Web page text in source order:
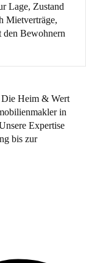
Lage, Zustand
Mietverträge,
den Bewohnern
Die Heim & Wert
in
Expertise
bis zur